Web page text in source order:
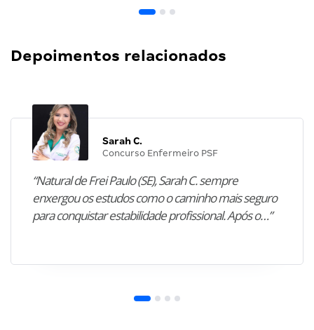
Depoimentos relacionados
Sarah C.
Concurso Enfermeiro PSF
“Natural de Frei Paulo (SE), Sarah C. sempre
enxergou os estudos como o caminho mais seguro
para conquistar estabilidade profissional. Após o…”